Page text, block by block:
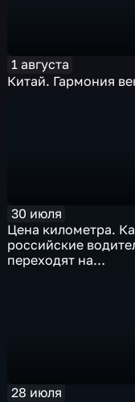
1 августа
Китай. Гармония
30 июля
Цена километра.
российские
переходят на
28 июля